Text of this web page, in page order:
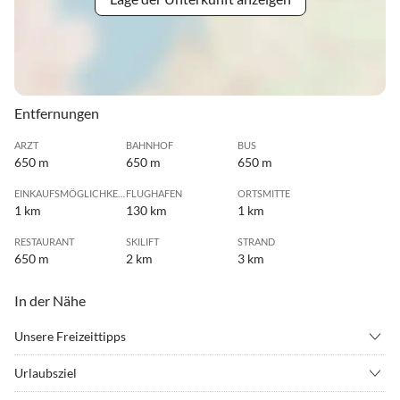
Entfernungen
ARZT
650 m
BAHNHOF
650 m
BUS
650 m
1 km
FLUGHAFEN
130 km
ORTSMITTE
1 km
RESTAURANT
650 m
SKILIFT
2 km
STRAND
3 km
In der Nähe
Unsere Freizeittipps
Urlaubsziel